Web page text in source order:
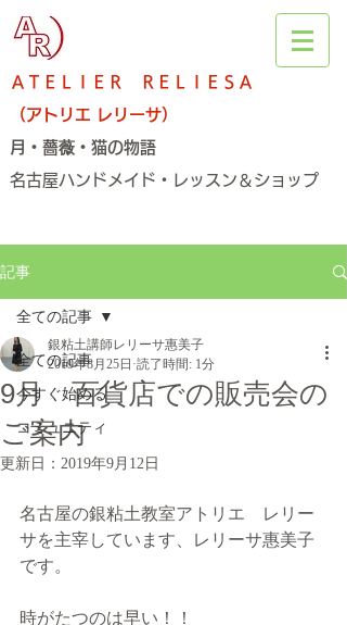
ＡＴＥＬＩＥＲ ＲＥＬＩＥＳＡ
（アトリエ レリーサ）
月・薔薇・猫の物語
名古屋ハンドメイド・レッスン＆ショップ​
記事
全ての記事
今すぐ始める
コミュニティ
全ての記事
9月 百貨店での販売会の
ご案内
銀粘土講師レリーサ惠美子
2019年8月25日 読了時間: 1分
更新日： 2019年9月12日
名古屋の銀粘土教室アトリエ　レリー
サを主宰しています、レリーサ惠美子
です。
時がたつのは早い！！